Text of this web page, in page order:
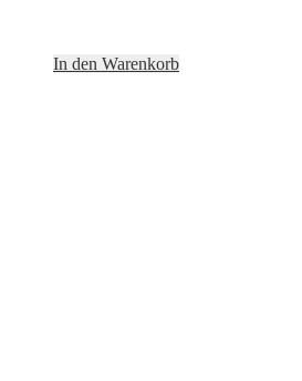
In den Warenkorb